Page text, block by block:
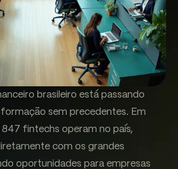
brasileiro está passando
sem precedentes. Em
847 fintechs operam no país,
com os grandes
oportunidades para empresas